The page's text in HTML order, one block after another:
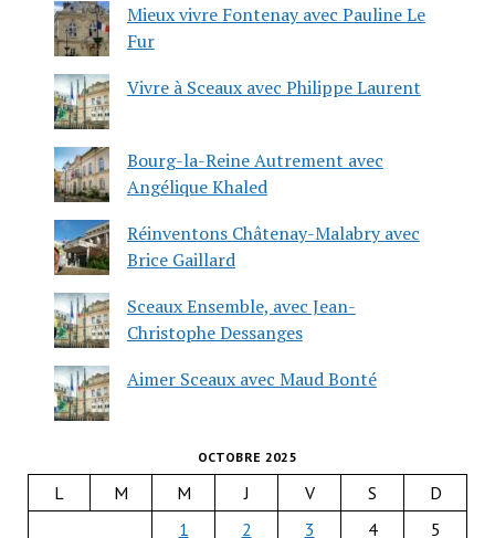
Mieux vivre Fontenay avec Pauline Le
Fur
Vivre à Sceaux avec Philippe Laurent
Bourg-la-Reine Autrement avec
Angélique Khaled
Réinventons Châtenay-Malabry avec
Brice Gaillard
Sceaux Ensemble, avec Jean-
Christophe Dessanges
Aimer Sceaux avec Maud Bonté
OCTOBRE 2025
L M M J V S
D
1
2 3 4 5